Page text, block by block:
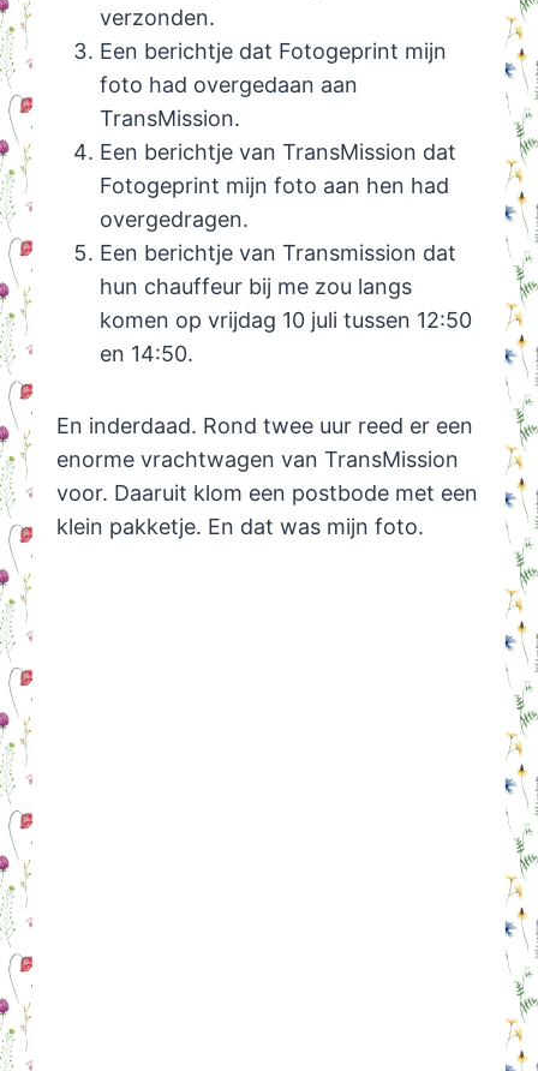
verzonden.
Een berichtje dat Fotogeprint mijn
foto had overgedaan aan
TransMission.
Een berichtje van TransMission dat
Fotogeprint mijn foto aan hen had
overgedragen.
Een berichtje van Transmission dat
hun chauffeur bij me zou langs
komen op vrijdag 10 juli tussen 12:50
en 14:50.
En inderdaad. Rond twee uur reed er een
enorme vrachtwagen van TransMission
voor. Daaruit klom een postbode met een
klein pakketje. En dat was mijn foto.